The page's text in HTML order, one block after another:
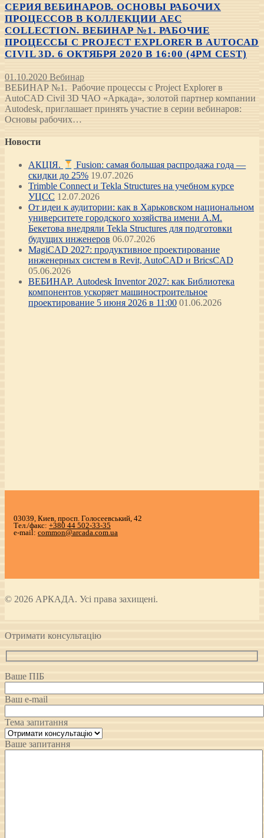
СЕРИЯ ВЕБИНАРОВ. ОСНОВЫ РАБОЧИХ
ПРОЦЕССОВ В КОЛЛЕКЦИИ AEC
COLLECTION. ВЕБИНАР №1. РАБОЧИЕ
ПРОЦЕССЫ С PROJECT EXPLORER В AUTOCAD
CIVIL 3D. 6 ОКТЯБРЯ 2020 В 16:00 (4PM CEST)
01.10.2020 Вебинар
ВЕБИНАР №1. Рабочие процессы с Project Explorer в
AutoCAD Civil 3D ЧАО «Аркада», золотой партнер компании
Autodesk, приглашает принять участие в серии вебинаров:
Основы рабочих…
Новости
АКЦІЯ.
Fusion: самая большая распродажа года —
скидки до 25% 19.07.2026
Trimble Connect и Tekla Structures на учебном курсе
УЦСС 12.07.2026
От идеи к аудитории: как в Харьковском национальном
университете городского хозяйства имени А.М.
Бекетова внедряли Tekla Structures для подготовки
будущих инженеров 06.07.2026
MagiCAD 2027: продуктивное проектирование
инженерных систем в Revit, AutoCAD и BricsCAD
05.06.2026
ВЕБИНАР. Autodesk Inventor 2027: как Библиотека
компонентов ускоряет машиностроительное
проектирование 5 июня 2026 в 11:00 01.06.2026
03039, Киев, просп. Голосеевський, 42
Тел./факс: +380 44 502-33-35
e-mail: common@arcada.com.ua
© 2026 АРКАДА. Усі права захищені.
Отримати консультацію
Ваше ПІБ
Ваш e-mail
Тема запитання
Ваше запитання